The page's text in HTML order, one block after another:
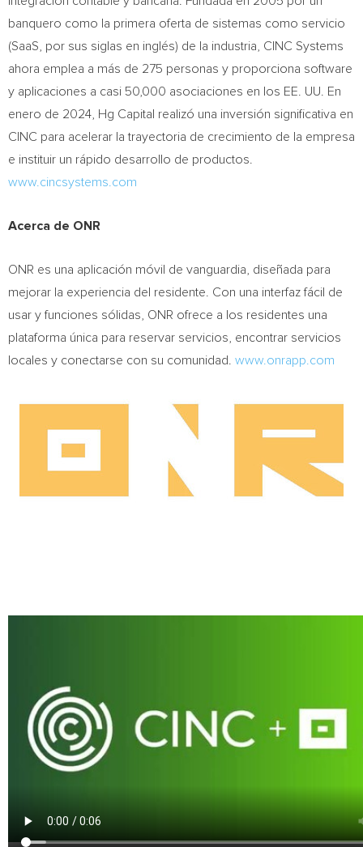
banquero como la primera oferta de sistemas como servicio
(SaaS, por sus siglas en inglés) de la industria, CINC Systems
ahora emplea a más de 275 personas y proporciona software
y aplicaciones a casi 50,000 asociaciones en los EE. UU. En
enero de 2024, Hg Capital realizó una inversión significativa en
CINC para acelerar la trayectoria de crecimiento de la empresa
e instituir un rápido desarrollo de productos.
www.cincsystems.com
Acerca de ONR
ONR es una aplicación móvil de vanguardia, diseñada para
mejorar la experiencia del residente. Con una interfaz fácil de
usar y funciones sólidas, ONR ofrece a los residentes una
plataforma única para reservar servicios, encontrar servicios
locales y conectarse con su comunidad. www.onrapp.com